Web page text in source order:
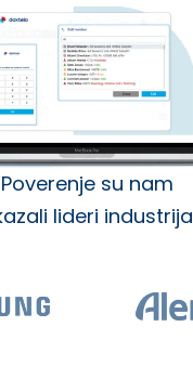
Poverenje su nam
lideri industrija